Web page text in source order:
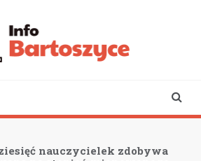
nauczycielek zdobywa